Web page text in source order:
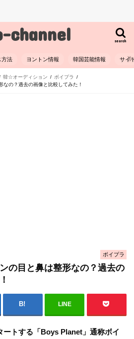
channel search
方法 ヨントン情報 韓国芸能情報 サイ
韓☆オーディション
ボイプラ
なの？過去の画像と比較してみた！
ボイプラ
の目と鼻は整形なの？過去の
LINE
ートする「Boys Planet」通称ボイ